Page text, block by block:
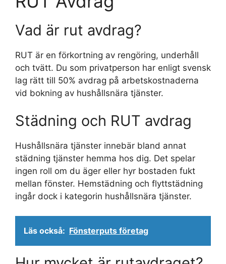
Vad är rut avdrag?
RUT är en förkortning av rengöring, underhåll
och tvätt. Du som privatperson har enligt svensk
lag rätt till 50% avdrag på arbetskostnaderna
vid bokning av hushållsnära tjänster.
Städning och RUT avdrag
Hushållsnära tjänster innebär bland annat
städning tjänster hemma hos dig. Det spelar
ingen roll om du äger eller hyr bostaden fukt
mellan fönster. Hemstädning och flyttstädning
ingår dock i kategorin hushållsnära tjänster.
Läs också: Fönsterputs företag